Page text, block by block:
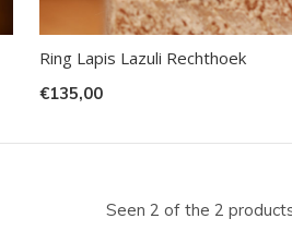
Ring Lapis Lazuli Rechthoek
€135,00
Seen 2 of the 2